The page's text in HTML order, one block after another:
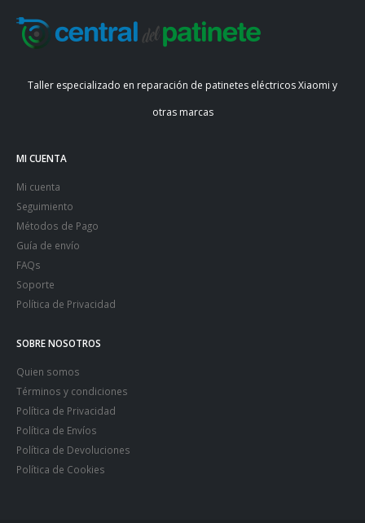
Taller especializado en reparación de patinetes eléctricos Xiaomi y
otras marcas
MI CUENTA
Mi cuenta
Seguimiento
Métodos de Pago
Guía de envío
FAQs
Soporte
Política de Privacidad
SOBRE NOSOTROS
Quien somos
Términos y condiciones
Política de Privacidad
Política de Envíos
Política de Devoluciones
Política de Cookies